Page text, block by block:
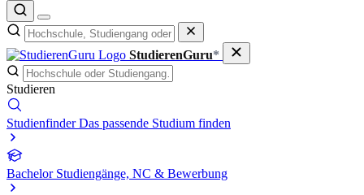
StudierenGuru*
Studieren
Studienfinder Das passende Studium finden
Bachelor Studiengänge, NC & Bewerbung